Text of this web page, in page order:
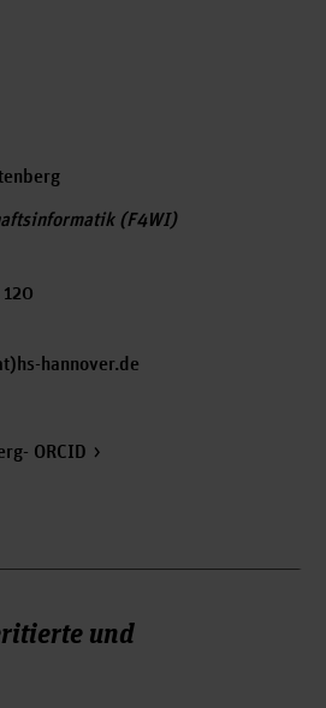
(F4WI)
hannover.de
ORCID
und